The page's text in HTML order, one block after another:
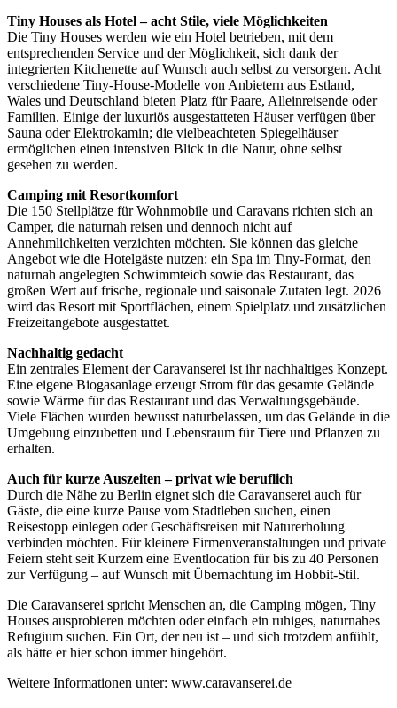
Tiny Houses als Hotel – acht Stile, viele Möglichkeiten
Die Tiny Houses werden wie ein Hotel betrieben, mit dem
entsprechenden Service und der Möglichkeit, sich dank der
integrierten Kitchenette auf Wunsch auch selbst zu versorgen. Acht
verschiedene Tiny-House-Modelle von Anbietern aus Estland,
Wales und Deutschland bieten Platz für Paare, Alleinreisende oder
Familien. Einige der luxuriös ausgestatteten Häuser verfügen über
Sauna oder Elektrokamin; die vielbeachteten Spiegelhäuser
ermöglichen einen intensiven Blick in die Natur, ohne selbst
gesehen zu werden.
Camping mit Resortkomfort
Die 150 Stellplätze für Wohnmobile und Caravans richten sich an
Camper, die naturnah reisen und dennoch nicht auf
Annehmlichkeiten verzichten möchten. Sie können das gleiche
Angebot wie die Hotelgäste nutzen: ein Spa im Tiny-Format, den
naturnah angelegten Schwimmteich sowie das Restaurant, das
großen Wert auf frische, regionale und saisonale Zutaten legt. 2026
wird das Resort mit Sportflächen, einem Spielplatz und zusätzlichen
Freizeitangebote ausgestattet.
Nachhaltig gedacht
Ein zentrales Element der Caravanserei ist ihr nachhaltiges Konzept.
Eine eigene Biogasanlage erzeugt Strom für das gesamte Gelände
sowie Wärme für das Restaurant und das Verwaltungsgebäude.
Viele Flächen wurden bewusst naturbelassen, um das Gelände in die
Umgebung einzubetten und Lebensraum für Tiere und Pflanzen zu
erhalten.
Auch für kurze Auszeiten – privat wie beruflich
Durch die Nähe zu Berlin eignet sich die Caravanserei auch für
Gäste, die eine kurze Pause vom Stadtleben suchen, einen
Reisestopp einlegen oder Geschäftsreisen mit Naturerholung
verbinden möchten. Für kleinere Firmenveranstaltungen und private
Feiern steht seit Kurzem eine Eventlocation für bis zu 40 Personen
zur Verfügung – auf Wunsch mit Übernachtung im Hobbit-Stil.
Die Caravanserei spricht Menschen an, die Camping mögen, Tiny
Houses ausprobieren möchten oder einfach ein ruhiges, naturnahes
Refugium suchen. Ein Ort, der neu ist – und sich trotzdem anfühlt,
als hätte er hier schon immer hingehört.
Weitere Informationen unter: www.caravanserei.de